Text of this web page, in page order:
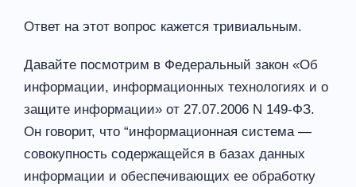
Ответ на этот вопрос кажется тривиальным.
Давайте посмотрим в Федеральный закон «Об
информации, информационных технологиях и о
защите информации» от 27.07.2006 N 149-ФЗ.
Он говорит, что “информационная система —
совокупность содержащейся в базах данных
информации и обеспечивающих ее обработку